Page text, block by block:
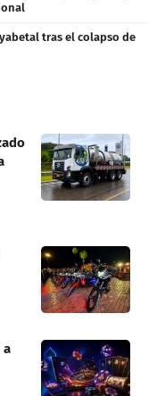
tras el colapso de
a